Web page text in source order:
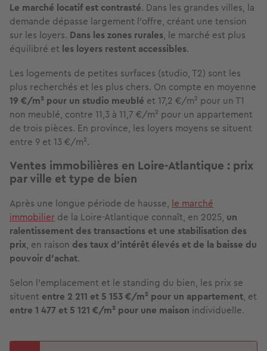
Le marché locatif est contrasté. Dans les grandes villes, la
demande dépasse largement l’offre, créant une tension
sur les loyers. Dans les zones rurales, le marché est plus
équilibré et les loyers restent accessibles.
Les logements de petites surfaces (studio, T2) sont les
plus recherchés et les plus chers. On compte en moyenne
19 €/m² pour un studio meublé et 17,2 €/m² pour un T1
non meublé, contre 11,3 à 11,7 €/m² pour un appartement
de trois pièces. En province, les loyers moyens se situent
entre 9 et 13 €/m².
Ventes immobilières en Loire-Atlantique : prix
par ville et type de bien
Après une longue période de hausse, le marché
immobilier de la Loire-Atlantique connaît, en 2025, un
ralentissement des transactions et une stabilisation des
prix, en raison des taux d’intérêt élevés et de la baisse du
pouvoir d’achat.
Selon l’emplacement et le standing du bien, les prix se
situent entre 2 211 et 5 153 €/m² pour un appartement, et
entre 1 477 et 5 121 €/m² pour une maison individuelle.